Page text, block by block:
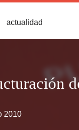
actualidad
2010